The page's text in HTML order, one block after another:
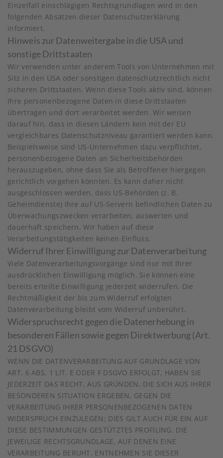
Einzelfall einschlägigen Rechtsgrundlagen wird in den
folgenden Absätzen dieser Datenschutzerklärung
informiert.
Hinweis zur Datenweitergabe in die USA und
sonstige Drittstaaten
Wir verwenden unter anderem Tools von Unternehmen mit
Sitz in den USA oder sonstigen datenschutzrechtlich nicht
sicheren Drittstaaten. Wenn diese Tools aktiv sind, können
Ihre personenbezogene Daten in diese Drittstaaten
übertragen und dort verarbeitet werden. Wir weisen
darauf hin, dass in diesen Ländern kein mit der EU
vergleichbares Datenschutzniveau garantiert werden kann.
Beispielsweise sind US-Unternehmen dazu verpflichtet,
personenbezogene Daten an Sicherheitsbehörden
herauszugeben, ohne dass Sie als Betroffener hiergegen
gerichtlich vorgehen könnten. Es kann daher nicht
ausgeschlossen werden, dass US-Behörden (z. B.
Geheimdienste) Ihre auf US-Servern befindlichen Daten zu
Überwachungszwecken verarbeiten, auswerten und
dauerhaft speichern. Wir haben auf diese
Verarbeitungstätigkeiten keinen Einfluss.
Widerruf Ihrer Einwilligung zur Datenverarbeitung
Viele Datenverarbeitungsvorgänge sind nur mit Ihrer
ausdrücklichen Einwilligung möglich. Sie können eine
bereits erteilte Einwilligung jederzeit widerrufen. Die
Rechtmäßigkeit der bis zum Widerruf erfolgten
Datenverarbeitung bleibt vom Widerruf unberührt.
Widerspruchsrecht gegen die Datenerhebung in
besonderen Fällen sowie gegen Direktwerbung (Art.
21 DSGVO)
WENN DIE DATENVERARBEITUNG AUF GRUNDLAGE VON
ART. 6 ABS. 1 LIT. E ODER F DSGVO ERFOLGT, HABEN SIE
JEDERZEIT DAS RECHT, AUS GRÜNDEN, DIE SICH AUS IHRER
BESONDEREN SITUATION ERGEBEN, GEGEN DIE
VERARBEITUNG IHRER PERSONENBEZOGENEN DATEN
WIDERSPRUCH EINZULEGEN; DIES GILT AUCH FÜR EIN AUF
DIESE BESTIMMUNGEN GESTÜTZTES PROFILING. DIE
JEWEILIGE RECHTSGRUNDLAGE, AUF DENEN EINE
VERARBEITUNG BERUHT, ENTNEHMEN SIE DIESER